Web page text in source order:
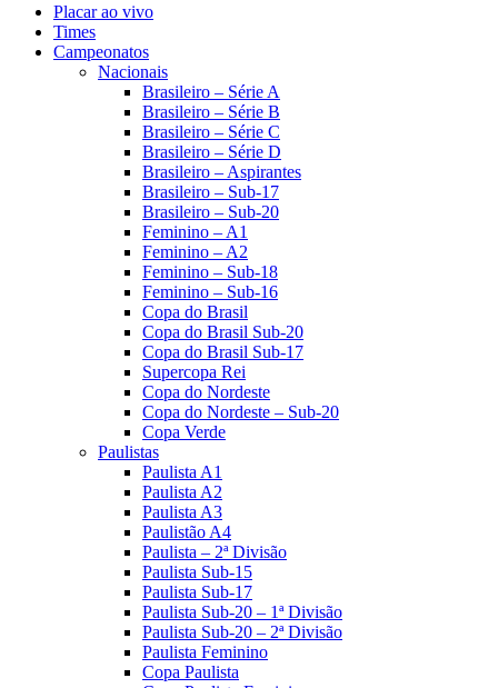
Placar ao vivo
Times
Campeonatos
Nacionais
Brasileiro – Série A
Brasileiro – Série B
Brasileiro – Série C
Brasileiro – Série D
Brasileiro – Aspirantes
Brasileiro – Sub-17
Brasileiro – Sub-20
Feminino – A1
Feminino – A2
Feminino – Sub-18
Feminino – Sub-16
Copa do Brasil
Copa do Brasil Sub-20
Copa do Brasil Sub-17
Supercopa Rei
Copa do Nordeste
Copa do Nordeste – Sub-20
Copa Verde
Paulistas
Paulista A1
Paulista A2
Paulista A3
Paulistão A4
Paulista – 2ª Divisão
Paulista Sub-15
Paulista Sub-17
Paulista Sub-20 – 1ª Divisão
Paulista Sub-20 – 2ª Divisão
Paulista Feminino
Copa Paulista